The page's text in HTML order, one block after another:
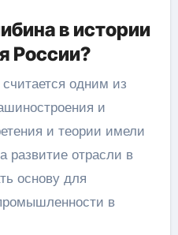
в истории
России?
одним из
и
и теории имели
развитие отрасли в
основу для
в